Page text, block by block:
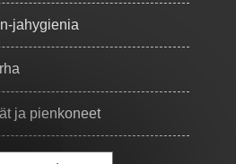
jahygienia
ja pienkoneet